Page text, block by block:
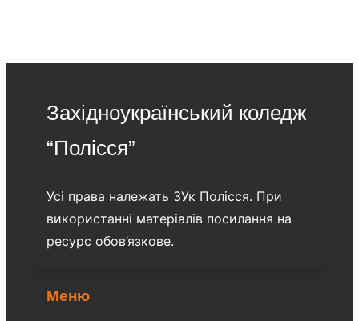
Західноукраїнський коледж
“Полісся”
Усі права належать ЗУк Полісся. При
використанні матеріалів посилання на
ресурс обов’язкове.
Меню